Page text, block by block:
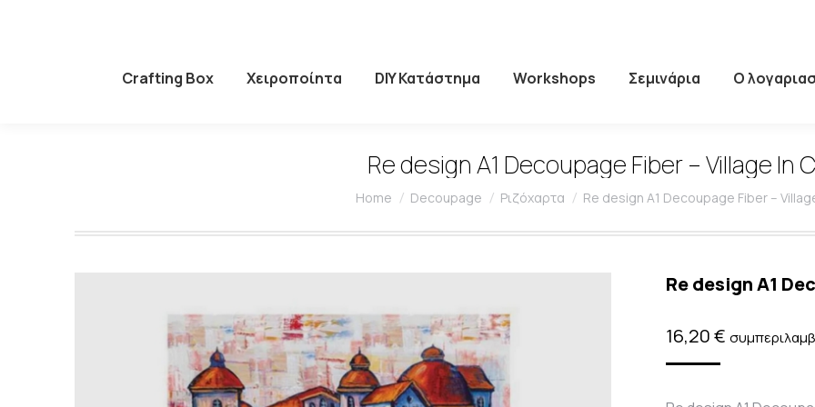
Crafting Box Χειροποίητα DIY Κατάστημα Workshops Σεμινάρια Ο
Re design A1 Decoupage Fiber – Village In
You are here:
Home Decoupage Ριζόχαρτα Re design A1 Decoupage Fiber –
Re design A1
16,20€